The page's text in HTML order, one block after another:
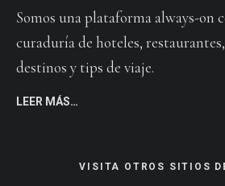
Somos una plataforma always-on
curaduría de hoteles,
destinos y tips de viaje.
LEER MÁS…
VISITA OTROS SITIOS